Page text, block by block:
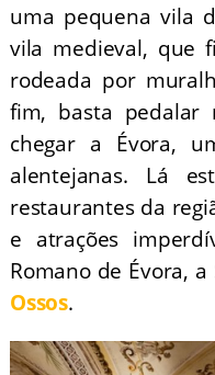
uma pequena vila
vila medieval, que
rodeada por
fim, basta pedalar
chegar a Évora,
alentejanas. Lá
restaurantes da
e atrações
Romano de Évora, a
Ossos.